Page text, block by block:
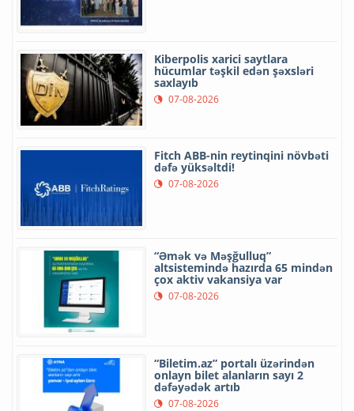
Kiberpolis xarici saytlara
hücumlar təşkil edən şəxsləri
saxlayıb
07-08-2026
Fitch ABB-nin reytinqini növbəti
dəfə yüksəltdi!
07-08-2026
“Əmək və Məşğulluq”
altsistemində hazırda 65 mindən
çox aktiv vakansiya var
07-08-2026
“Biletim.az” portalı üzərindən
onlayn bilet alanların sayı 2
dəfəyədək artıb
07-08-2026